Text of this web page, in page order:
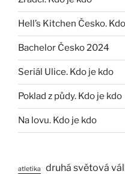
Hell’s Kitchen Česko.
Bachelor Česko 2024
Seriál Ulice. Kdo je kdo
Poklad z půdy. Kdo je kdo
Na lovu. Kdo je kdo
atletika druhá světová